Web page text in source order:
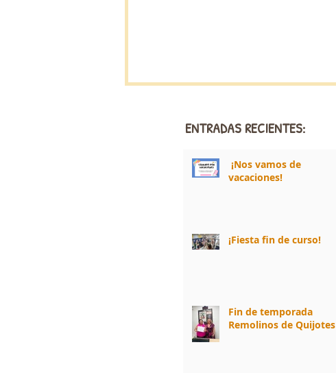
ENTRADAS RECIENTES:
¡Nos vamos de
vacaciones!
¡Fiesta fin de curso!
Fin de temporada
Remolinos de Quijotes